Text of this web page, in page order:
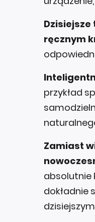
ręcznym
przykład
Zamiast
absolutnie
dokładnie